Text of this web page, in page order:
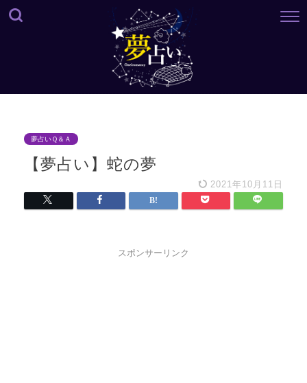
夢占いＱ＆Ａ
【夢占い】蛇の夢
2021年10月11日
スポンサーリンク